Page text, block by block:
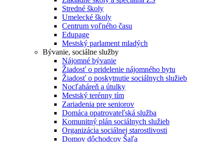
Stredné školy
Umelecké školy
Centrum voľného času
Edupage
Mestský parlament mladých
Bývanie, sociálne služby
Nájomné bývanie
Žiadosť o pridelenie nájomného bytu
Žiadosť o poskytnutie sociálnych služieb
Nocľaháreň a útulky
Mestský terénny tím
Zariadenia pre seniorov
Domáca opatrovateľská služba
Komunitný plán sociálnych služieb
Organizácia sociálnej starostlivosti
Domov dôchodcov Šaľa